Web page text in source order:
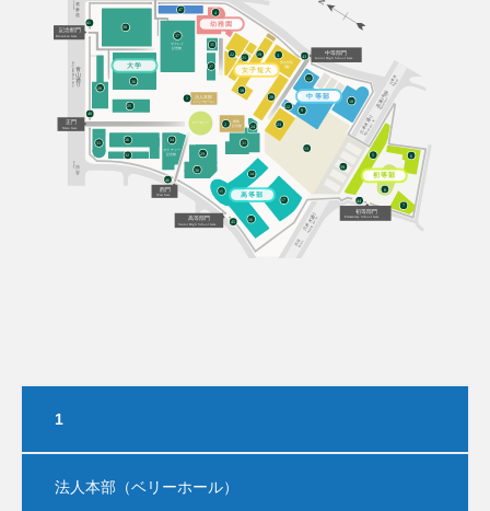
1
法人本部（ベリーホール）